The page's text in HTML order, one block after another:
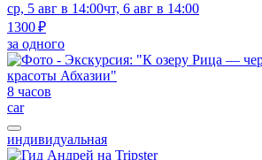
ср, 5 авг в 14:00чт, 6 авг в 14:00
1300 ₽
за одного
8 часов
car
индивидуальная